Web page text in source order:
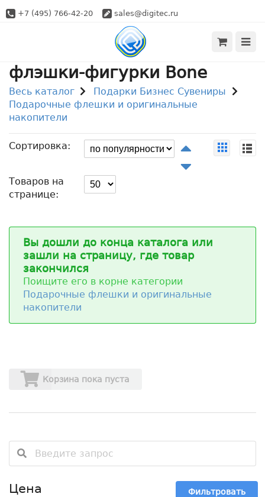
+7 (495) 766-42-20 sales@digitec.ru
флэшки-фигурки Bone
Весь каталог
Подарки Бизнес Сувениры
Подарочные флешки и оригинальные
накопители
Сортировка:
Товаров на
странице:
Вы дошли до конца каталога или
зашли на страницу, где товар
закончился
Поищите его в корне категории
Подарочные флешки и оригинальные
накопители
Корзина пока пуста
Фильтровать
Цена